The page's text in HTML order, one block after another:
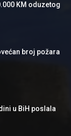
KM oduzetog
broj požara
u BiH poslala